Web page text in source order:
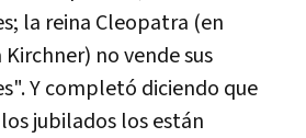
la reina Cleopatra (en
no vende sus
Y completó diciendo que
jubilados los están